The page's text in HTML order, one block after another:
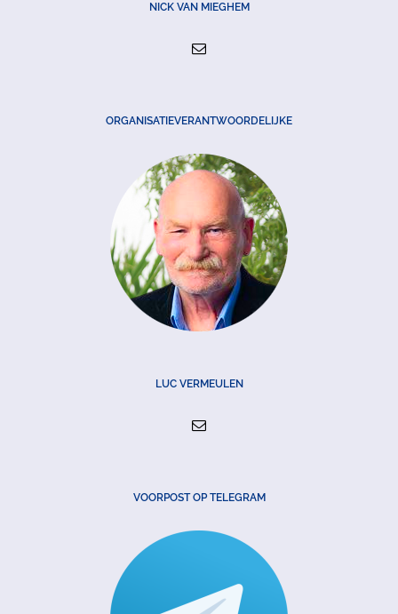
NICK VAN MIEGHEM
ORGANISATIEVERANTWOORDELIJKE
LUC VERMEULEN
VOORPOST OP TELEGRAM